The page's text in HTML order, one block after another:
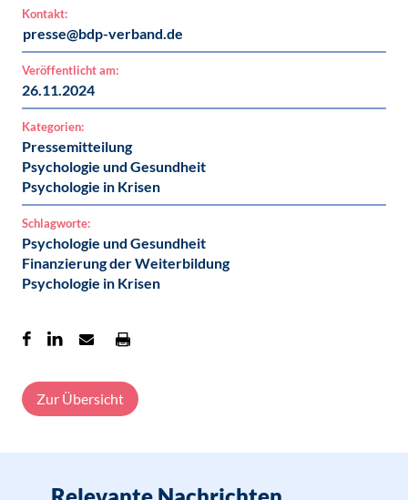
Kontakt:
presse@bdp-verband.de
Veröffentlicht am:
26.11.2024
Kategorien:
Pressemitteilung
Psychologie und Gesundheit
Psychologie in Krisen
Schlagworte:
Psychologie und Gesundheit
Finanzierung der Weiterbildung
Psychologie in Krisen
Zur Übersicht